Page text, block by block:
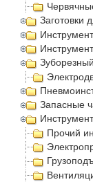
Заготовки
Запасные
Прочий